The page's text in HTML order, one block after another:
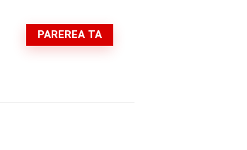
PAREREA TA